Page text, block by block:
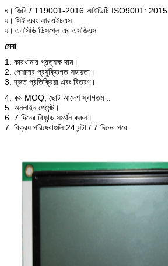
ঘ। জিবি / T19001-2016 আইডিটি ISO9001: 2015
ঘ। সিই এবং আরএইচএস
ঘ। এলসিডি ডিসপ্লে এর এসজিএস
সেবা
1. কারখানার প্রত্যক্ষ দাম।
2. পেশাদার প্রযুক্তিগত সহায়তা।
3. দ্রুত প্রতিক্রিয়া এবং বিতরণ।
4. কম MOQ, ছোট আদেশ স্বাগতম ..
5. অনলাইন পেমেন্ট।
6. 7 দিনের রিফান্ড সমর্থন করুন।
7. বিক্রয় পরিষেবাগুলি 24 ঘন্টা / 7 দিনের পরে